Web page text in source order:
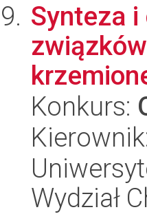
Synteza
Konkurs:
Wydział